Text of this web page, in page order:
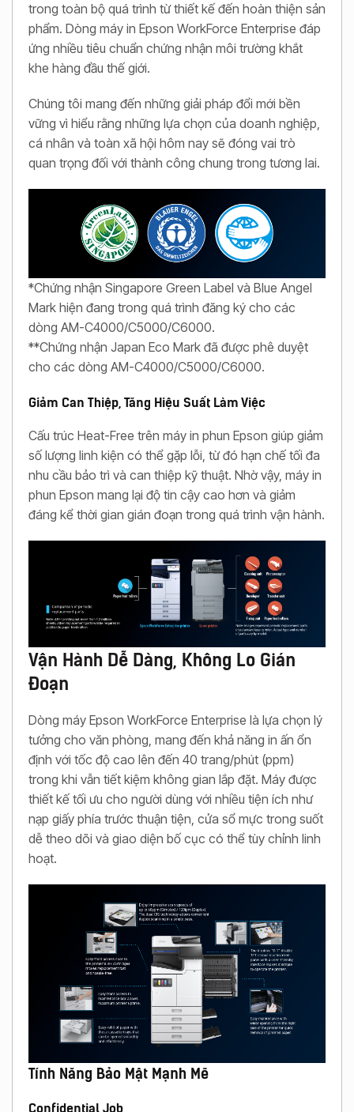
trong toàn bộ quá trình từ thiết kế đến hoàn thiện sản
phẩm. Dòng máy in Epson WorkForce Enterprise đáp
ứng nhiều tiêu chuẩn chứng nhận môi trường khắt
khe hàng đầu thế giới.
Chúng tôi mang đến những giải pháp đổi mới bền
vững vì hiểu rằng những lựa chọn của doanh nghiệp,
cá nhân và toàn xã hội hôm nay sẽ đóng vai trò
quan trọng đối với thành công chung trong tương lai.
*Chứng nhận Singapore Green Label và Blue Angel
Mark hiện đang trong quá trình đăng ký cho các
dòng AM-C4000/C5000/C6000.
**Chứng nhận Japan Eco Mark đã được phê duyệt
cho các dòng AM-C4000/C5000/C6000.
Giảm Can Thiệp, Tăng Hiệu Suất Làm Việc
Cấu trúc Heat-Free trên máy in phun Epson giúp giảm
số lượng linh kiện có thể gặp lỗi, từ đó hạn chế tối đa
nhu cầu bảo trì và can thiệp kỹ thuật. Nhờ vậy, máy in
phun Epson mang lại độ tin cậy cao hơn và giảm
đáng kể thời gian gián đoạn trong quá trình vận hành.
Vận Hành Dễ Dàng, Không Lo Gián
Đoạn
Dòng máy Epson WorkForce Enterprise là lựa chọn lý
tưởng cho văn phòng, mang đến khả năng in ấn ổn
định với tốc độ cao lên đến 40 trang/phút (ppm)
trong khi vẫn tiết kiệm không gian lắp đặt. Máy được
thiết kế tối ưu cho người dùng với nhiều tiện ích như
nạp giấy phía trước thuận tiện, cửa sổ mực trong suốt
dễ theo dõi và giao diện bố cục có thể tùy chỉnh linh
hoạt.
Tính Năng Bảo Mật Mạnh Mẽ
Confidential Job